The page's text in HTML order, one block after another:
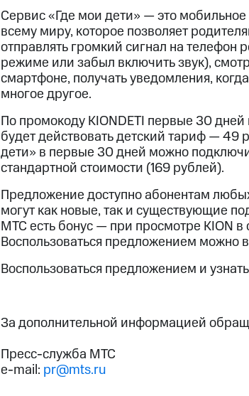
Сервис «Где мои дети» — это
всему миру, которое позволяет
отправлять громкий сигнал на телефон
режиме или забыл включить звук),
смартфоне, получать уведомления,
многое другое.
По промокоду KIONDETI первые 30
будет действовать детский тариф — 49
дети» в первые 30 дней можно
стандартной стоимости (169 рублей).
Предложение доступно абонентам
могут как новые, так и существующие
МТС есть бонус — при просмотре KION
Воспользоваться предложением можно
Воспользоваться предложением и
За дополнительной информацией
Пресс-служба МТС
e-mail: pr@mts.ru